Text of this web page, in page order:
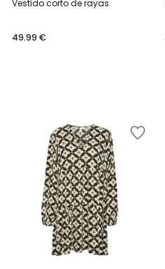
Vestido corto de rayas
49.99 €